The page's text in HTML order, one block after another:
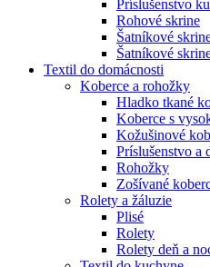
Príslušenstvo
Rohové skrine
Šatníkové
Šatníkové
Textil do domácnosti
Koberce a rohožky
Hladko tkané
Koberce s
Kožušinové
Príslušenstvo a
Rohožky
Zošívané
Rolety a žáluzie
Plisé
Rolety
Rolety deň a